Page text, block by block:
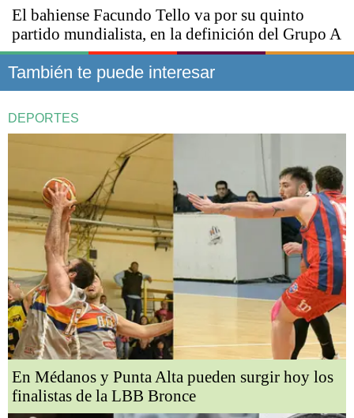
El bahiense Facundo Tello va por su quinto
partido mundialista, en la definición del Grupo A
También te puede interesar
DEPORTES
En Médanos y Punta Alta pueden surgir hoy los
finalistas de la LBB Bronce